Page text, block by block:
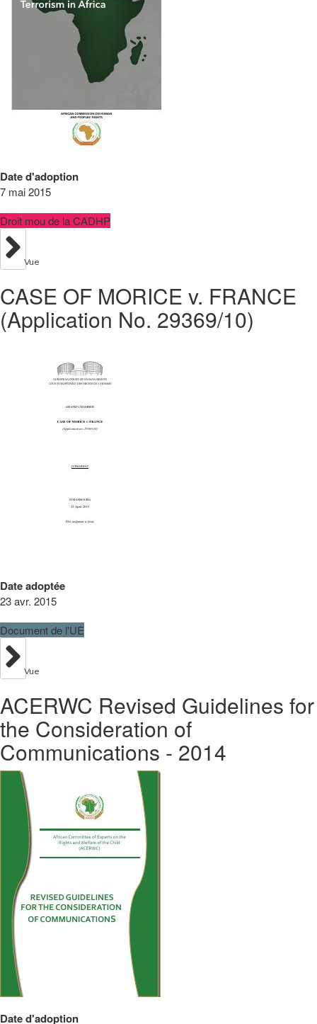
Date d'adoption
7 mai 2015
Droit mou de la CADHP
Vue
CASE OF MORICE v. FRANCE
(Application No. 29369/10)
Date adoptée
23 avr. 2015
Document de l'UE
Vue
ACERWC Revised Guidelines for
the Consideration of
Communications - 2014
Date d'adoption